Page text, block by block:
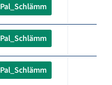
Pal_Schlämm
Pal_Schlämm
Pal_Schlämm